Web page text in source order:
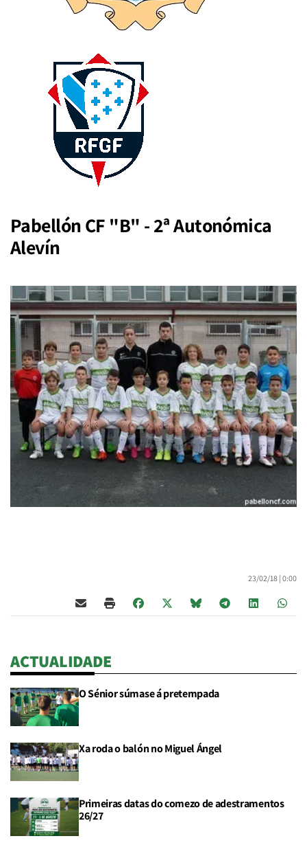
Pabellón CF "B" - 2ª Autonómica
Alevín
23/02/18 | 0:00
ACTUALIDADE
O Sénior súmase á pretempada
Xa roda o balón no Miguel Ángel
Primeiras datas do comezo de adestramentos
26/27